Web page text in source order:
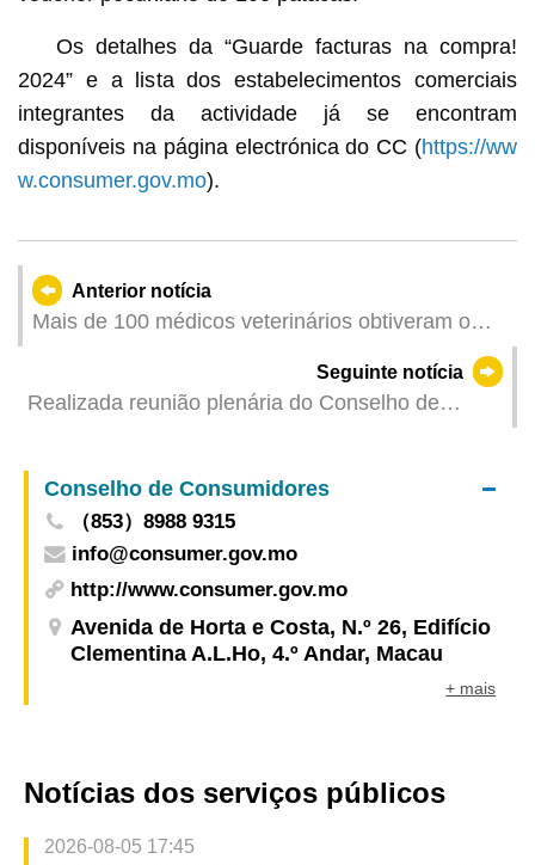
Os detalhes da “Guarde facturas na compra!
2024” e a lista dos estabelecimentos comerciais
integrantes da actividade já se encontram
disponíveis na página electrónica do CC (https://ww
w.consumer.gov.mo).
Anterior notícia
Mais de 100 médicos veterinários obtiveram o
Seguinte notícia
Realizada reunião plenária do Conselho de
Conselho de Consumidores
（853）8988 9315
info@consumer.gov.mo
http://www.consumer.gov.mo
Avenida de Horta e Costa, N.º 26, Edifício
Clementina A.L.Ho, 4.º Andar, Macau
+ mais
Notícias dos serviços públicos
2026-08-05 17:45